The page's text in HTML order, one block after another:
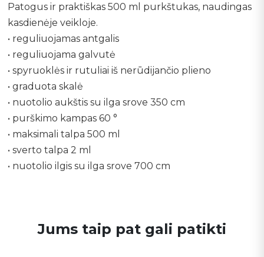
Patogus ir praktiškas 500 ml purkštukas, naudingas
kasdienėje veikloje.
• reguliuojamas antgalis
• reguliuojama galvutė
• spyruoklės ir rutuliai iš nerūdijančio plieno
• graduota skalė
• nuotolio aukštis su ilga srove 350 cm
• purškimo kampas 60 °
• maksimali talpa 500 ml
• sverto talpa 2 ml
• nuotolio ilgis su ilga srove 700 cm
Jums taip pat gali patikti